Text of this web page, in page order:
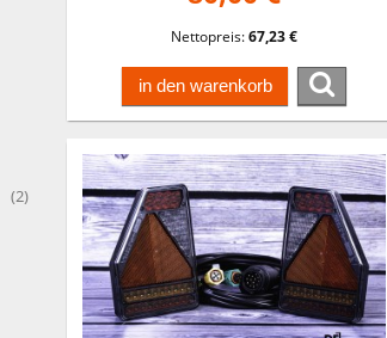
(2)
Nettopreis:67,23 €
in den warenkorb